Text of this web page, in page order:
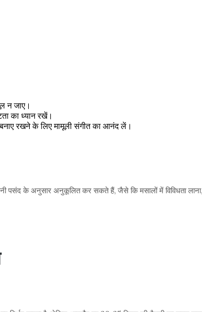
न जाए।
का ध्यान रखें।
रखने के लिए मामूली संगीत का आनंद लें।
पसंद के अनुसार अनुकूलित कर सकते हैं, जैसे कि मसालों में विविधता